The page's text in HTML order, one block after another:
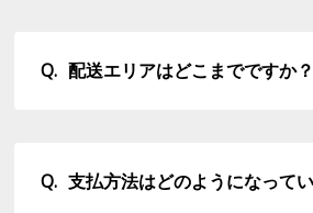
配送エリアはどこまでですか？
支払方法はどのようになって